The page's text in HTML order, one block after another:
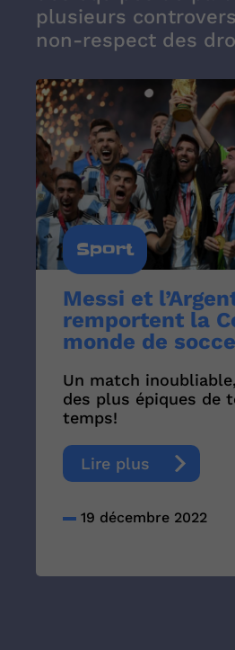
plusieurs
non-respect des
Sport
Messi et
remportent la
monde de
Un match
des plus épiques de
temps!
Lire plus
19 décembre 2022